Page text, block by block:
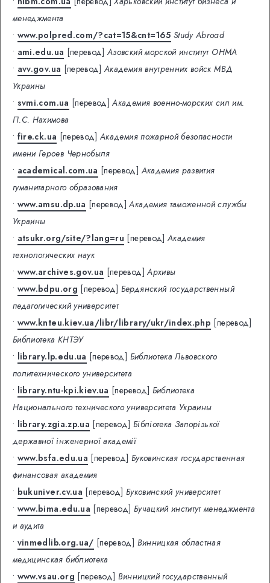
менеджмента
• www.polpred.com/?cat=15&cnt=165 Study Abroad
• ami.edu.ua [перевод] Азовский морской институт ОНМА
• avv.gov.ua [перевод] Академия внутренних войск МВД
Украины
• svmi.com.ua [перевод] Академия военно-морских сил им.
П.С. Нахимова
• fire.ck.ua [перевод] Академия пожарной безопасности
имени Героев Чернобыля
• academical.com.ua [перевод] Академия развития
гуманитарного образования
• www.amsu.dp.ua [перевод] Академия таможенной службы
Украины
• atsukr.org/site/?lang=ru [перевод] Академия
технологических наук
• www.archives.gov.ua [перевод] Архивы
• www.bdpu.org [перевод] Бердянский государственный
педагогический университет
• www.knteu.kiev.ua/libr/library/ukr/index.php [перевод]
Библиотека КНТЭУ
• library.lp.edu.ua [перевод] Библиотека Львовского
политехнического университета
• library.ntu-kpi.kiev.ua [перевод] Библиотека
Национального технического университета Украины
• library.zgia.zp.ua [перевод] Бібліотека Запорізької
державної інженерної академії
• www.bsfa.edu.ua [перевод] Буковинская государственная
финансовая академия
• bukuniver.cv.ua [перевод] Буковинский университет
• www.bima.edu.ua [перевод] Бучацкий институт менеджмента
и аудита
• vinmedlib.org.ua/ [перевод] Винницкая областная
медицинская библиотека
• www.vsau.org [перевод] Винницкий государственный